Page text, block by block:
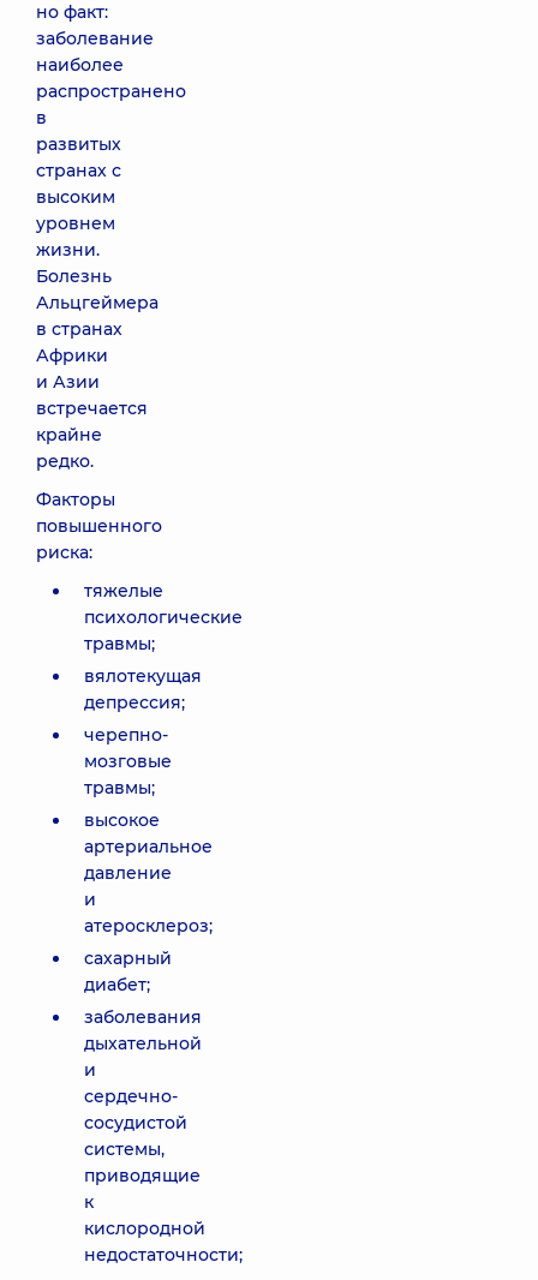
но факт:
заболевание
наиболее
распространено
в
развитых
странах с
высоким
уровнем
жизни.
Болезнь
Альцгеймера
в странах
Африки
и Азии
встречается
крайне
редко.
Факторы
повышенного
риска:
тяжелые
психологические
травмы;
вялотекущая
депрессия;
черепно-
мозговые
травмы;
высокое
артериальное
давление
и
атеросклероз;
сахарный
диабет;
заболевания
дыхательной
и
сердечно-
сосудистой
системы,
приводящие
к
кислородной
недостаточности;